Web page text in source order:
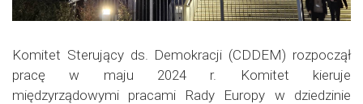
Komitet Sterujący ds. Demokracji (CDDEM) rozpoczął
pracę w maju 2024 r. Komitet kieruje
międzyrządowymi pracami Rady Europy w dziedzinie